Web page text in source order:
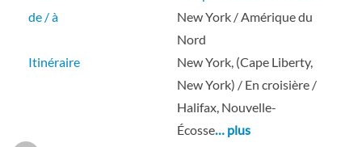
de / à
New York / Amérique du
Nord
Itinéraire
New York, (Cape Liberty,
New York) / En croisière /
Halifax, Nouvelle-
Écosse… plus